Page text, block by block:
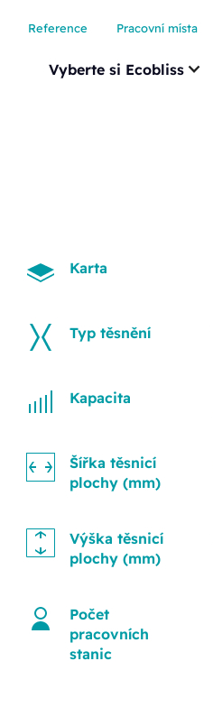
Vyberte si Ecobliss
Reference Pracovní místa
Karta
Typ těsnění
Kapacita
Šířka těsnicí
plochy (mm)
Výška těsnicí
plochy (mm)
Počet
pracovních
stanic